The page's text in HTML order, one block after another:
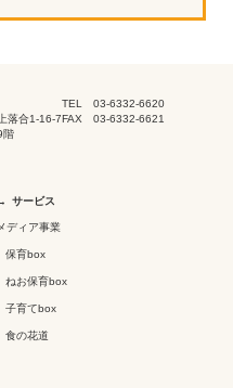
落合1-16-7
階
TEL 03-6332-6620
FAX 03-6332-6621
サービス
メディア事業
保育box
ねお保育box
子育てbox
食の花道